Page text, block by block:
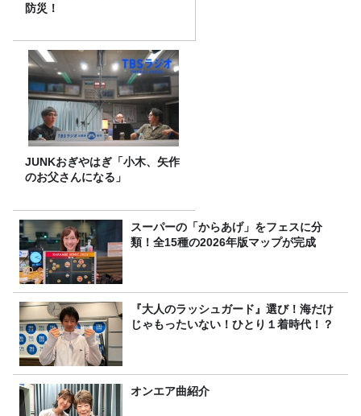
防災！
JUNKおぎやはぎ「小木、矢作
のお父さんになる」
スーパーの「からあげ」をフェスに分
類！全15種の2026年版マップが完成
『大人のラッシュガード』選び！海だけ
じゃもったいない！ひとり１着時代！？
オンエア曲紹介